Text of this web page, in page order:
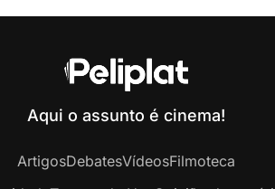
Aqui o assunto é cinema!
ArtigosDebatesVídeosFilmoteca